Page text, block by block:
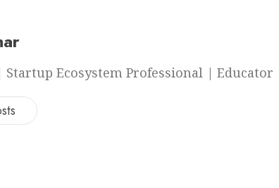
Ecosystem Professional | Educator